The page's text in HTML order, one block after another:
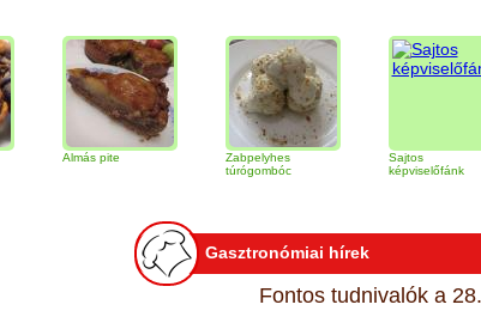
Almás pite
Zabpelyhes
túrógombóc
képviselőfánk
Gasztronómiai hírek
Fontos tudnivalók a